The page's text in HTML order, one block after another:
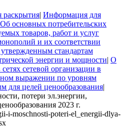
| Информация для
основных потребительских
товаров, работ и услуг
и их соответствии
стандартам
энергии и мощности| О
сетевой организации в
выражении по уровням
для целей ценообразования|
потери эл.энергии,
2023 г.
i-moschnosti-poteri-el_energii-dlya-